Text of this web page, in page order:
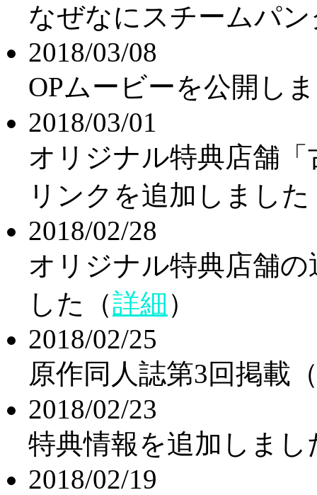
なぜなにスチームパ
2018/03/08
OPムービーを公開し
2018/03/01
オリジナル特典店舗
リンクを追加しました
2018/02/28
オリジナル特典店舗
した（詳細 ）
2018/02/25
原作同人誌第3回掲載
2018/02/23
特典情報を追加しまし
2018/02/19